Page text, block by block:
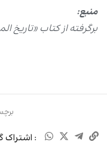
منبع:
برگرفته از کتاب «تاریخ
: اشتراک